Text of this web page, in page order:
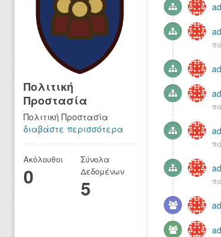
Πολιτική
Προστασία
Πολιτική Προστασία
διαβάστε περισσότερα
Ακόλουθοι
0
Σύνολα
Δεδομένων
5